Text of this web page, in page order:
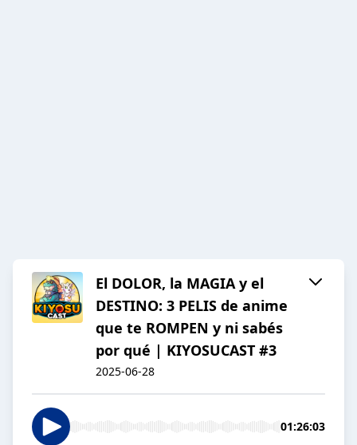
El DOLOR, la MAGIA y el
DESTINO: 3 PELIS de anime
que te ROMPEN y ni sabés
por qué | KIYOSUCAST #3
2025-06-28
01:26:03